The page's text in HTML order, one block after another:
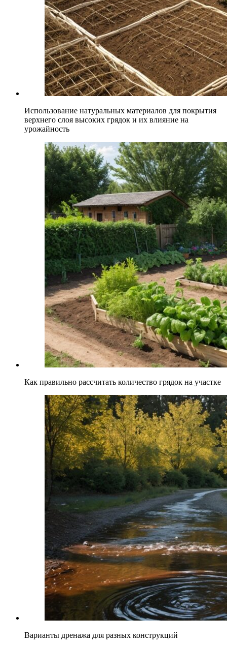
Использование натуральных материалов для покрытия
верхнего слоя высоких грядок и их влияние на
урожайность
Как правильно рассчитать количество грядок на участке
Варианты дренажа для разных конструкций